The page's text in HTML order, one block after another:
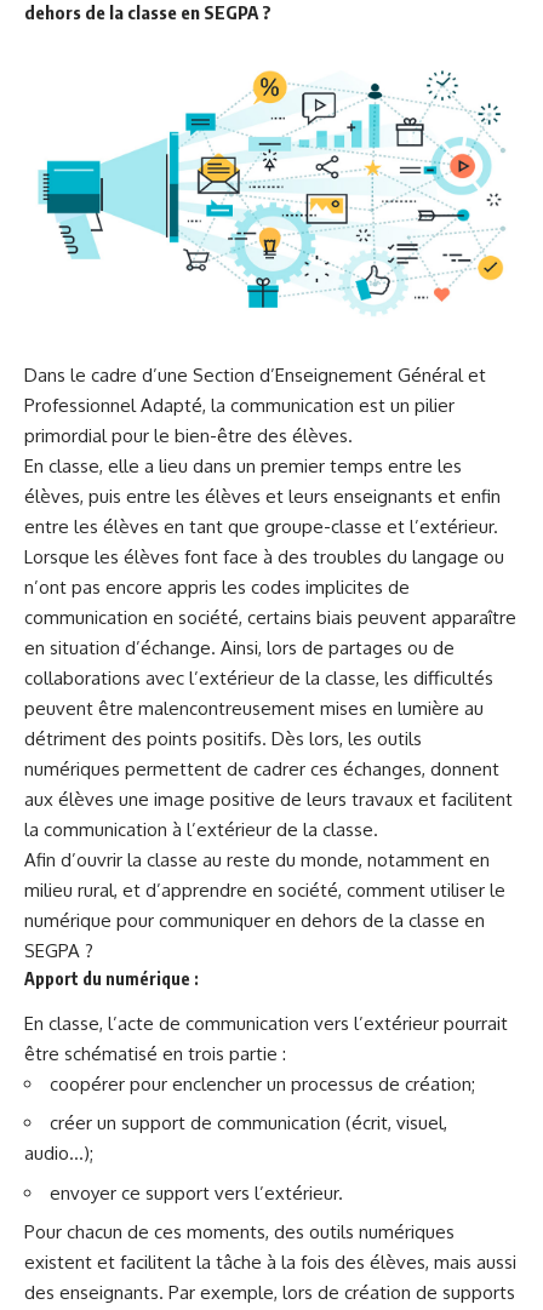
dehors de la classe en SEGPA ?
Dans le cadre d’une Section d’Enseignement Général et
Professionnel Adapté, la communication est un pilier
primordial pour le bien-être des élèves.
En classe, elle a lieu dans un premier temps entre les
élèves, puis entre les élèves et leurs enseignants et enfin
entre les élèves en tant que groupe-classe et l’extérieur.
Lorsque les élèves font face à des troubles du langage ou
n’ont pas encore appris les codes implicites de
communication en société, certains biais peuvent apparaître
en situation d’échange. Ainsi, lors de partages ou de
collaborations avec l’extérieur de la classe, les difficultés
peuvent être malencontreusement mises en lumière au
détriment des points positifs. Dès lors, les outils
numériques permettent de cadrer ces échanges, donnent
aux élèves une image positive de leurs travaux et facilitent
la communication à l’extérieur de la classe.
Afin d’ouvrir la classe au reste du monde, notamment en
milieu rural, et d’apprendre en société, comment utiliser le
numérique pour communiquer en dehors de la classe en
SEGPA ?
Apport du numérique :
En classe, l’acte de communication vers l’extérieur pourrait
être schématisé en trois partie :
coopérer pour enclencher un processus de création;
créer un support de communication (écrit, visuel,
audio…);
envoyer ce support vers l’extérieur.
Pour chacun de ces moments, des outils numériques
existent et facilitent la tâche à la fois des élèves, mais aussi
des enseignants. Par exemple, lors de création de supports